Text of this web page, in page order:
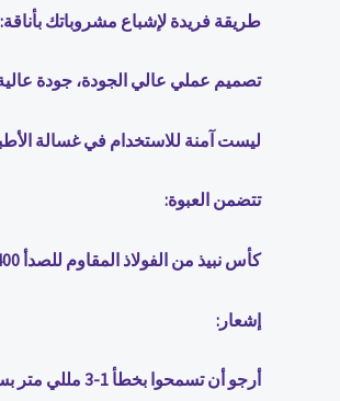
طريقة فريدة لإشباع مشروباتك
تصميم عملي عالي الجودة، جودة
ليست آمنة للاستخدام في غسالة
تتضمن العبوة:
كأس نبيذ من الفولاذ المقاوم للصدأ 400 مل
إشعار:
أرجو أن تسمحوا بخطأ 1-3 مللي متر بسبب القياس اليدوي وتأكد من أنك لا تمانع قبل الطلب.